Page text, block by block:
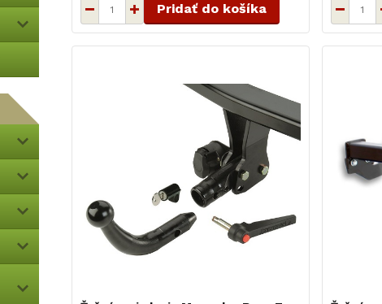
Pridať do košíka